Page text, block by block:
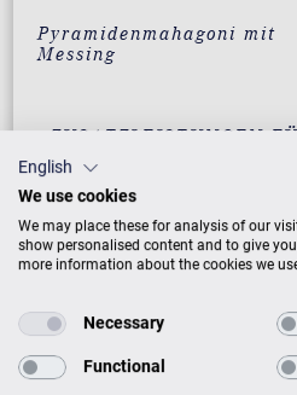
Pyramidenmahagoni mit
Messing
ZUSATZLEISTUNGEN
RESIDENCE R 4 CLASSIC
PREISLISTE
English
We use cookies
We may place these for analysis of our
show personalised content and to give
more information about the cookies we
Necessary
Functional